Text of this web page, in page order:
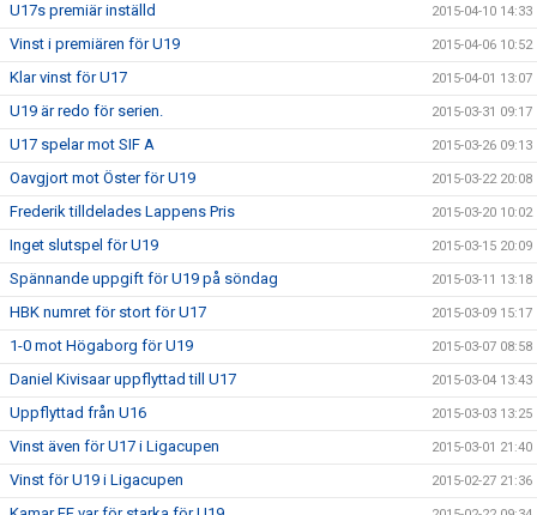
U17s premiär inställd 2015-04-10 14:33
Vinst i premiären för U19 2015-04-06 10:52
Klar vinst för U17 2015-04-01 13:07
U19 är redo för serien. 2015-03-31 09:17
U17 spelar mot SIF A 2015-03-26 09:13
Oavgjort mot Öster för U19 2015-03-22 20:08
Frederik tilldelades Lappens Pris 2015-03-20 10:02
Inget slutspel för U19 2015-03-15 20:09
Spännande uppgift för U19 på söndag 2015-03-11 13:18
HBK numret för stort för U17 2015-03-09 15:17
1-0 mot Högaborg för U19 2015-03-07 08:58
Daniel Kivisaar uppflyttad till U17 2015-03-04 13:43
Uppflyttad från U16 2015-03-03 13:25
Vinst även för U17 i Ligacupen 2015-03-01 21:40
Vinst för U19 i Ligacupen 2015-02-27 21:36